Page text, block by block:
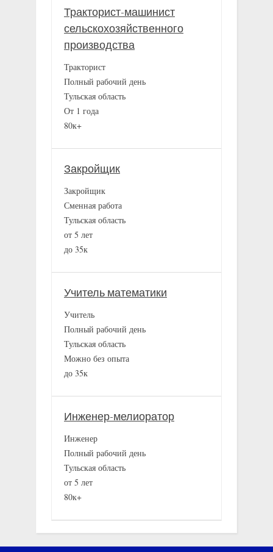
Тракторист-машинист
сельскохозяйственного
производства
Тракторист
Полный рабочий день
Тульская область
От 1 года
80к+
Закройщик
Закройщик
Сменная работа
Тульская область
от 5 лет
до 35к
Учитель математики
Учитель
Полный рабочий день
Тульская область
Можно без опыта
до 35к
Инженер-мелиоратор
Инженер
Полный рабочий день
Тульская область
от 5 лет
80к+